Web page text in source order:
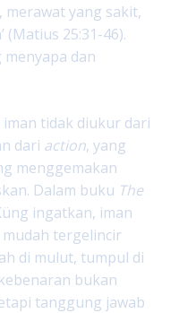
merawat yang sakit,
25:31-46).
dan
iman tidak diukur dari
dari action, yang
menggemakan
Dalam buku The
ingatkan, iman
tergelincir
di mulut, tumpul di
bukan
tanggung jawab